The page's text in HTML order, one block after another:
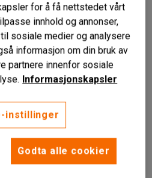
tilpasset plukkpaller.
for å få nettstedet vårt
innhold og annonser,
sosiale medier og analysere
informasjon om din bruk av
partnere innenfor sosiale
Informasjonskapsler
instillinger
Godta alle cookier